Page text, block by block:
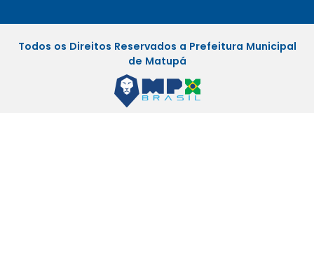
Todos os Direitos Reservados a Prefeitura Municipal
de Matupá